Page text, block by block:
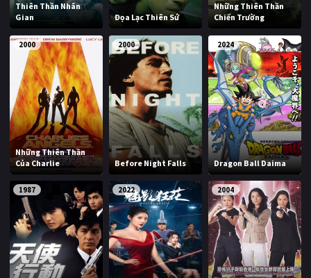
Thiên Thần Nhân
Gian
Đọa Lạc Thiên Sứ
Những Thiên Thần
Chiến Trường
2000
Những Thiên Thần
Của Charlie
2000
Before Night Falls
2024
Dragon Ball Daima
1987 2022 2004